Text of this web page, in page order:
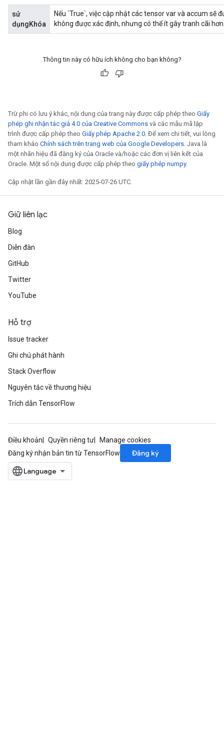
sử
dụngKhóa
Nếu `True`, việc cập nhật các tensor var và accum sẽ
không được xác định, nhưng có thể ít gây tranh cãi
Thông tin này có hữu ích không cho bạn không?
Trừ phi có lưu ý khác, nội dung của trang này được cấp phép theo Giấy
phép ghi nhận tác giả 4.0 của Creative Commons và các mẫu mã lập
trình được cấp phép theo Giấy phép Apache 2.0. Để xem chi tiết, vui lòng
tham khảo Chính sách trên trang web của Google Developers. Java là
một nhãn hiệu đã đăng ký của Oracle và/hoặc các đơn vị liên kết của
Oracle. Một số nội dung được cấp phép theo giấy phép numpy.
Cập nhật lần gần đây nhất: 2025-07-26 UTC.
Giữ liên lạc
Blog
Diễn đàn
GitHub
Twitter
YouTube
Hỗ trợ
Issue tracker
Ghi chú phát hành
Stack Overflow
Nguyên tắc về thương hiệu
Trích dẫn TensorFlow
Điều khoản Quyền riêng tư
Manage cookies
Đăng ký nhận bản tin từ TensorFlow
Đăng ký